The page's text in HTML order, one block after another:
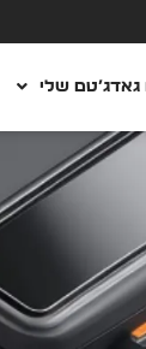
גאדג’טם שלי